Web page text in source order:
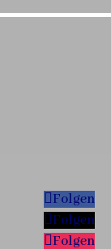
Folgen
Folgen
Folgen